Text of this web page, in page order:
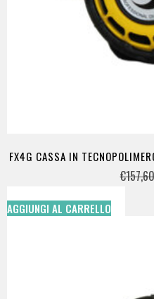
FX4G CASSA IN
€157,60
AGGIUNGI AL CARRELLO